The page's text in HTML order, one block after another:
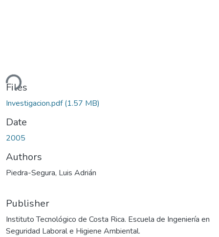
Files
Investigacion.pdf(1.57 MB)
Date
2005
Authors
Piedra-Segura, Luis Adrián
Publisher
Instituto Tecnológico de Costa Rica. Escuela de Ingeniería en
Seguridad Laboral e Higiene Ambiental.